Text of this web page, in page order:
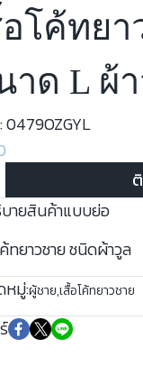
อโค้ทยา
าด L ผ้
0479OZGYL
ายสินค้าแบบย่อ
ทยาวชาย ชนิดผ้าวูล
หมู่:ผู้ชาย,เสื้อโค้ทยาวชาย